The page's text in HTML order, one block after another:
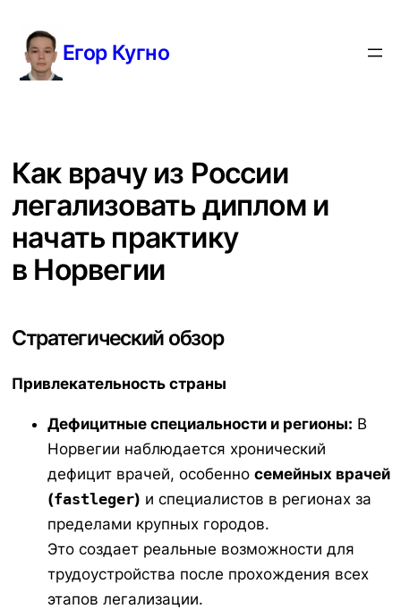
содержимому
Егор Кугно
Как врачу из России
легализовать диплом и
начать практику
в Норвегии
Стратегический обзор
Привлекательность страны
Дефицитные специальности и регионы: В
Норвегии наблюдается хронический
дефицит врачей, особенно семейных врачей
(fastleger) и специалистов в регионах за
пределами крупных городов.
Это создает реальные возможности для
трудоустройства после прохождения всех
этапов легализации.